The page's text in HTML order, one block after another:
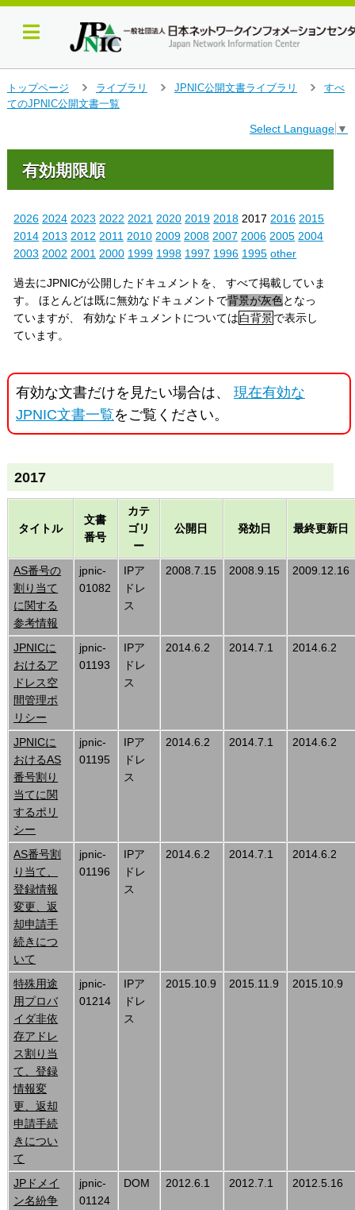
イ
ン
トップページ
＞
ライブラリ
JPNIC公開文書ライブラリ
すべ
てのJPNIC公開文書一覧
Select Language ▼
有効期限順
2026 2024 2023 2022 2021 2020 2019 2018 20172016 2015
2014 2013 2012 2011 2010 2009 2008 2007 2006 2005 2004
2003 2002 2001 2000 1999 1998 1997 1996 1995 other
過去にJPNICが公開したドキュメントを、 すべて掲載していま
す。 ほとんどは既に無効なドキュメントで背景が灰色となっ
ていますが、 有効なドキュメントについては白背景で表示し
ています。
有効な文書だけを見たい場合は、 現在有効な
JPNIC文書一覧をご覧ください。
2017
タイトル
文書
番号
カテ
ゴリ
ー
公開日 発効日 最終更新日
AS番号の
割り当て
に関する
参考情報
jpnic-
01082
IPア
ドレ
ス
2008.7.15 2008.9.15 2009.12.16
JPNICに
おけるア
ドレス空
間管理ポ
リシー
jpnic-
01193
IPア
ドレ
ス
2014.6.2 2014.7.1 2014.6.2
JPNICに
おけるAS
番号割り
当てに関
するポリ
シー
jpnic-
01195
IPア
ドレ
ス
2014.6.2 2014.7.1 2014.6.2
AS番号割
り当て、
登録情報
変更、返
却申請手
続きにつ
いて
jpnic-
01196
IPア
ドレ
ス
2014.6.2 2014.7.1 2014.6.2
特殊用途
用プロバ
イダ非依
存アドレ
ス割り当
て、登録
情報変
更、返却
申請手続
きについ
て
jpnic-
01214
IPア
ドレ
ス
2015.10.9 2015.11.9 2015.10.9
JPドメイ
ン名紛争
jpnic-
01124
DOM 2012.6.1 2012.7.1 2012.5.16